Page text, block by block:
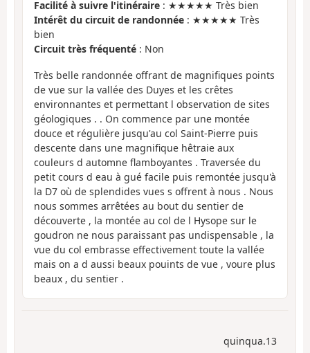
Facilité à suivre l'itinéraire : ★★★★★ Très bien
Intérêt du circuit de randonnée : ★★★★★ Très
bien
Circuit très fréquenté : Non
Très belle randonnée offrant de magnifiques points
de vue sur la vallée des Duyes et les crêtes
environnantes et permettant l observation de sites
géologiques . . On commence par une montée
douce et régulière jusqu'au col Saint-Pierre puis
descente dans une magnifique hêtraie aux
couleurs d automne flamboyantes . Traversée du
petit cours d eau à gué facile puis remontée jusqu'à
la D7 où de splendides vues s offrent à nous . Nous
nous sommes arrêtées au bout du sentier de
découverte , la montée au col de l Hysope sur le
goudron ne nous paraissant pas undispensable , la
vue du col embrasse effectivement toute la vallée
mais on a d aussi beaux pouints de vue , voure plus
beaux , du sentier .
quinqua.13